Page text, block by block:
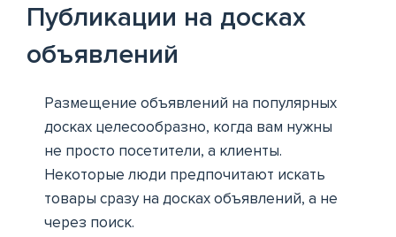
Публикации на досках
объявлений
Размещение объявлений на популярных
досках целесообразно, когда вам нужны
не просто посетители, а клиенты.
Некоторые люди предпочитают искать
товары сразу на досках объявлений, а не
через поиск.